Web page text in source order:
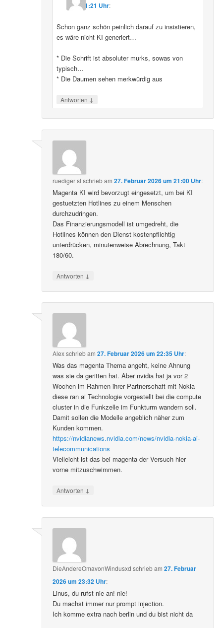
11:21 Uhr:
Schon ganz schön peinlich darauf zu insistieren,
es wäre nicht KI generiert…
* Die Schrift ist absoluter murks, sowas von
typisch…
* Die Daumen sehen merkwürdig aus
Antworten ↓
ruediger sl schriebam27. Februar 2026 um 21:00 Uhr:
Magenta KI wird bevorzugt eingesetzt, um bei KI
gestuetzten Hotlines zu einem Menschen
durchzudringen.
Das Finanzierungsmodell ist umgedreht, die
Hotlines können den Dienst kostenpflichtig
unterdrücken, minutenweise Abrechnung, Takt
180/60.
Antworten ↓
Alexschriebam27. Februar 2026 um 22:35 Uhr:
Was das magenta Thema angeht, keine Ahnung
was sie da geritten hat. Aber nvidia hat ja vor 2
Wochen im Rahmen ihrer Partnerschaft mit Nokia
diese ran ai Technologie vorgestellt bei die compute
cluster in die Funkzelle im Funkturm wandern soll.
Damit sollen die Modelle angeblich näher zum
Kunden kommen.
https://nvidianews.nvidia.com/news/nvidia-nokia-ai-
telecommunications
Vielleicht ist das bei magenta der Versuch hier
vorne mitzuschwimmen.
Antworten ↓
DieAndereOmavonWindusxd schriebam27. Februar
2026 um 23:32 Uhr:
Linus, du rufst nie an! nie!
Du machst immer nur prompt injection.
Ich komme extra nach berlin und du bist nicht da